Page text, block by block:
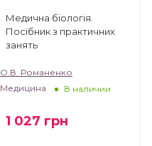
Медична біологія.
Посібник з практичних
занять
О.В. Романенко
Медицина
В наличии
1 027 грн